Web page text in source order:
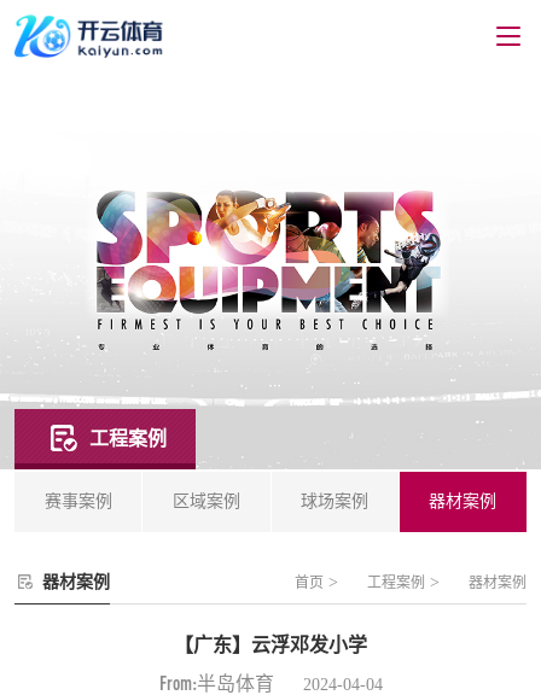
工程案例
赛事案例 区域案例 球场案例 器材案例
器材案例 首页 > 工程案例 > 器材案例
【广东】云浮邓发小学
From:半岛体育 2024-04-04